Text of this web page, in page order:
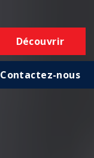
Découvrir
Contactez-nous